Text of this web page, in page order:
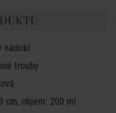
nádobí
trouby
cm, objem: 200 ml